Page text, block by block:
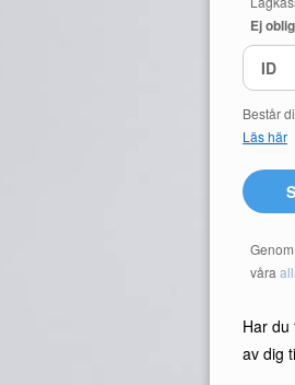
Ej
ID
Består
Läs här
våra
Har
av dig